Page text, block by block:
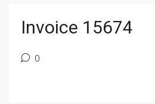
Invoice 15674
0